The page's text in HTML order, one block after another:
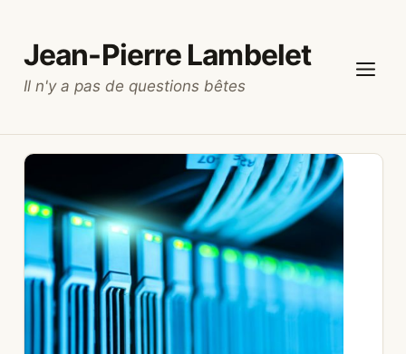
contenu
Jean-Pierre Lambelet
Il n'y a pas de questions bêtes